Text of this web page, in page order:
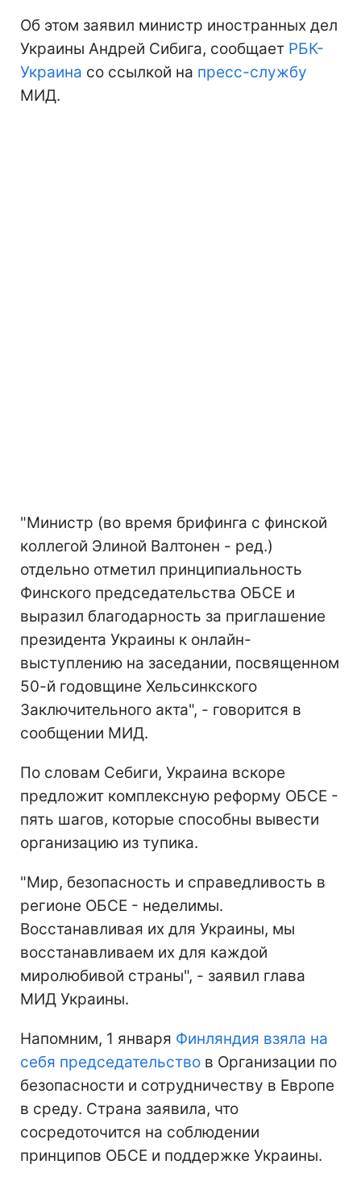
Об этом заявил министр иностранных дел
Украины Андрей Сибига, сообщает РБК-
Украина со ссылкой на пресс-службу
МИД.
"Министр (во время брифинга с финской
коллегой Элиной Валтонен - ред.)
отдельно отметил принципиальность
Финского председательства ОБСЕ и
выразил благодарность за приглашение
президента Украины к онлайн-
выступлению на заседании, посвященном
50-й годовщине Хельсинкского
Заключительного акта", - говорится в
сообщении МИД.
По словам Себиги, Украина вскоре
предложит комплексную реформу ОБСЕ -
пять шагов, которые способны вывести
организацию из тупика.
"Мир, безопасность и справедливость в
регионе ОБСЕ - неделимы.
Восстанавливая их для Украины, мы
восстанавливаем их для каждой
миролюбивой страны", - заявил глава
МИД Украины.
Напомним, 1 января Финляндия взяла на
себя председательство в Организации по
безопасности и сотрудничеству в Европе
в среду. Страна заявила, что
сосредоточится на соблюдении
принципов ОБСЕ и поддержке Украины.